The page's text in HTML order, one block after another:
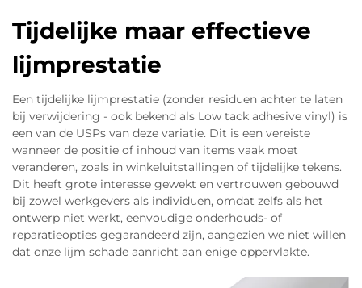
Tijdelijke maar effectieve
lijmprestatie
Een tijdelijke lijmprestatie (zonder residuen achter te laten
bij verwijdering - ook bekend als Low tack adhesive vinyl) is
een van de USPs van deze variatie. Dit is een vereiste
wanneer de positie of inhoud van items vaak moet
veranderen, zoals in winkeluitstallingen of tijdelijke tekens.
Dit heeft grote interesse gewekt en vertrouwen gebouwd
bij zowel werkgevers als individuen, omdat zelfs als het
ontwerp niet werkt, eenvoudige onderhouds- of
reparatieopties gegarandeerd zijn, aangezien we niet willen
dat onze lijm schade aanricht aan enige oppervlakte.